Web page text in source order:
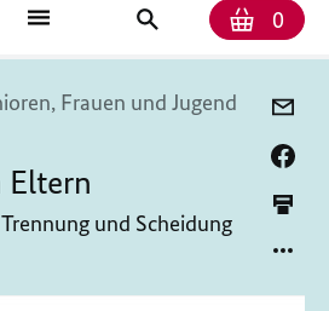
0
Frauen und Jugend
Eltern
und Scheidung